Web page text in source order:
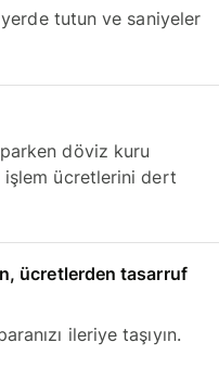
tutun ve saniyeler
döviz kuru
işlem ücretlerini dert
ücretlerden tasarruf
ileriye taşıyın.